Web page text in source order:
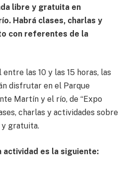
libre y gratuita en
Habrá clases, charlas y
con referentes de la
las 10 y las 15 horas, las
disfrutar en el Parque
Martín y el río, de “Expo
charlas y actividades sobre
y gratuita.
actividad es la siguiente: